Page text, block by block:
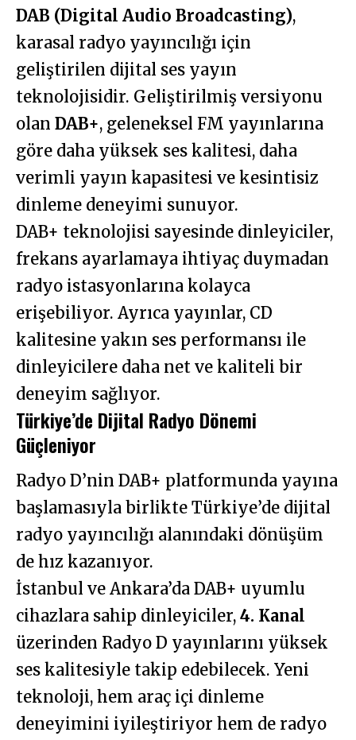
DAB (Digital Audio Broadcasting),
karasal radyo yayıncılığı için
geliştirilen dijital ses yayın
teknolojisidir. Geliştirilmiş versiyonu
olan DAB+, geleneksel FM yayınlarına
göre daha yüksek ses kalitesi, daha
verimli yayın kapasitesi ve kesintisiz
dinleme deneyimi sunuyor.
DAB+ teknolojisi sayesinde dinleyiciler,
frekans ayarlamaya ihtiyaç duymadan
radyo istasyonlarına kolayca
erişebiliyor. Ayrıca yayınlar, CD
kalitesine yakın ses performansı ile
dinleyicilere daha net ve kaliteli bir
deneyim sağlıyor.
Türkiye’de Dijital Radyo Dönemi
Güçleniyor
Radyo D’nin DAB+ platformunda yayına
başlamasıyla birlikte Türkiye’de dijital
radyo yayıncılığı alanındaki dönüşüm
de hız kazanıyor.
İstanbul ve Ankara’da DAB+ uyumlu
cihazlara sahip dinleyiciler, 4. Kanal
üzerinden Radyo D yayınlarını yüksek
ses kalitesiyle takip edebilecek. Yeni
teknoloji, hem araç içi dinleme
deneyimini iyileştiriyor hem de radyo